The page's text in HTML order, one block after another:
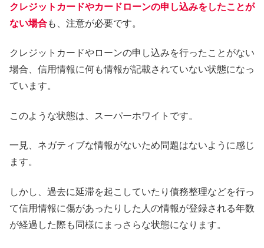
クレジットカードやカードローンの申し込みをしたことが
ない場合も、注意が必要です。
クレジットカードやローンの申し込みを行ったことがない
場合、信用情報に何も情報が記載されていない状態になっ
ています。
このような状態は、スーパーホワイトです。
一見、ネガティブな情報がないため問題はないように感じ
ます。
しかし、過去に延滞を起こしていたり債務整理などを行っ
て信用情報に傷があったりした人の情報が登録される年数
が経過した際も同様にまっさらな状態になります。